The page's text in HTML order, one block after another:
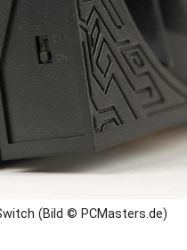
(Bild © PCMasters.de)